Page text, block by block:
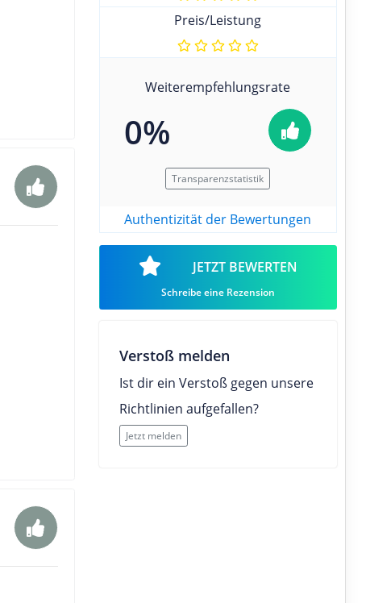
Preis/Leistung
Weiterempfehlungsrate
0%
Transparenzstatistik
Authentizität der Bewertungen
JETZT BEWERTEN
Schreibe eine Rezension
Verstoß melden
Ist dir ein Verstoß gegen unsere
Richtlinien aufgefallen?
Jetzt melden